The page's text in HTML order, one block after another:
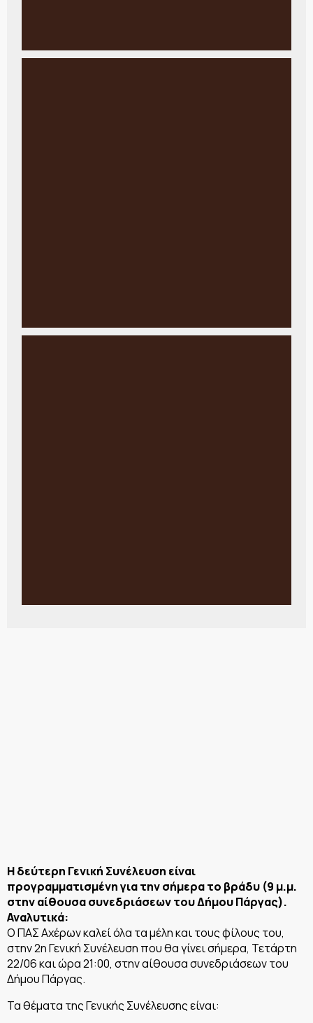
Η δεύτερη Γενική Συνέλευση είναι
προγραμματισμένη για την σήμερα το βράδυ (9 μ.μ.
στην αίθουσα συνεδριάσεων του Δήμου Πάργας).
Αναλυτικά:
Ο ΠΑΣ Αχέρων καλεί όλα τα μέλη και τους φίλους του,
στην 2η Γενική Συνέλευση που θα γίνει σήμερα, Τετάρτη
22/06 και ώρα 21:00, στην αίθουσα συνεδριάσεων του
Δήμου Πάργας.
Τα θέματα της Γενικής Συνέλευσης είναι: